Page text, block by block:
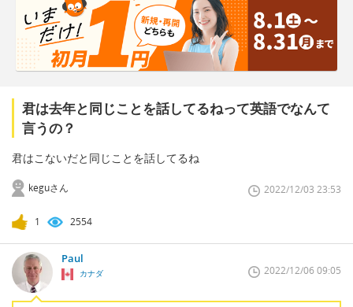
君は去年と同じことを話してるねって英語でなんて
言うの？
君はこないだと同じことを話してるね
keguさん 2022/12/03 23:53
1 2554
Paul
カナダ 2022/12/06 09:05